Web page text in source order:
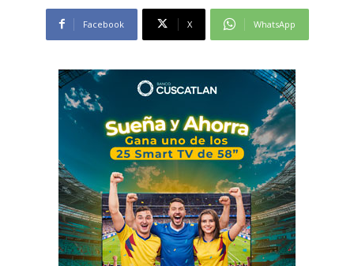
Facebook X WhatsApp